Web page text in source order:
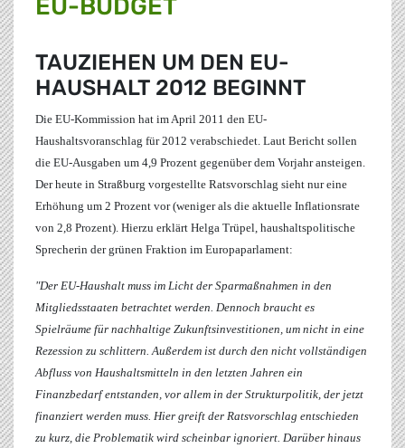
EU-BUDGET
TAUZIEHEN UM DEN EU-
HAUSHALT 2012 BEGINNT
Die EU-Kommission hat im April 2011 den EU-
Haushaltsvoranschlag für 2012 verabschiedet. Laut Bericht sollen
die EU-Ausgaben um 4,9 Prozent gegenüber dem Vorjahr ansteigen.
Der heute in Straßburg vorgestellte Ratsvorschlag sieht nur eine
Erhöhung um 2 Prozent vor (weniger als die aktuelle Inflationsrate
von 2,8 Prozent). Hierzu erklärt Helga Trüpel, haushaltspolitische
Sprecherin der grünen Fraktion im Europaparlament:
"Der EU-Haushalt muss im Licht der Sparmaßnahmen in den
Mitgliedsstaaten betrachtet werden. Dennoch braucht es
Spielräume für nachhaltige Zukunftsinvestitionen, um nicht in eine
Rezession zu schlittern. Außerdem ist durch den nicht vollständigen
Abfluss von Haushaltsmitteln in den letzten Jahren ein
Finanzbedarf entstanden, vor allem in der Strukturpolitik, der jetzt
finanziert werden muss. Hier greift der Ratsvorschlag entschieden
zu kurz, die Problematik wird scheinbar ignoriert. Darüber hinaus